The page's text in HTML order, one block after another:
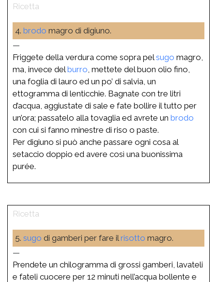
4. brodo magro di digiuno.
—
Friggete della verdura come sopra pelsugo magro,
ma, invece delburro , mettete del buon olio fino,
una foglia di lauro ed un po’ di salvia, un
ettogramma di lenticchie. Bagnate con tre litri
d’acqua, aggiustate di sale e fate bollire il tutto per
un’ora; passatelo alla tovaglia ed avrete un brodo
con cui si fanno minestre di riso o paste.
Per digiuno si può anche passare ogni cosa al
setaccio doppio ed avere così una buonissima
purée.
5. sugo di gamberi per fare il risotto magro.
—
Prendete un chilogramma di grossi gamberi, lavateli
e fateli cuocere per 12 minuti nell’acqua bollente e